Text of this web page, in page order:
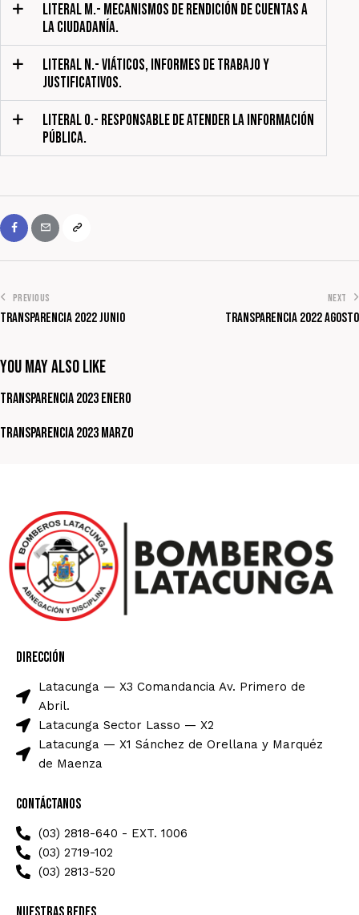
LITERAL M.- MECANISMOS DE RENDICIÓN DE CUENTAS A
LA CIUDADANÍA.
LITERAL N.- VIÁTICOS, INFORMES DE TRABAJO Y
JUSTIFICATIVOS.
LITERAL O.- RESPONSABLE DE ATENDER LA INFORMACIÓN
PÚBLICA.
PREVIOUS
Transparencia 2022 Junio
NEXT
Transparencia 2022 Agosto
You May Also Like
Transparencia 2023 Enero
Transparencia 2023 Marzo
Dirección
Latacunga — X3 Comandancia Av. Primero de
Abril.
Latacunga Sector Lasso — X2
Latacunga — X1 Sánchez de Orellana y Marquéz
de Maenza
Contáctanos
(03) 2818-640 - EXT. 1006
(03) 2719-102
(03) 2813-520